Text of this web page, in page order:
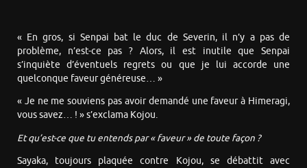
« En gros, si Senpai bat le duc de Severin, il n’y a pas de
problème, n’est-ce pas ? Alors, il est inutile que Senpai
s’inquiète d’éventuels regrets ou que je lui accorde une
quelconque faveur généreuse… »
« Je ne me souviens pas avoir demandé une faveur à Himeragi,
vous savez… ! » s’exclama Kojou.
Et qu’est-ce que tu entends par « faveur » de toute façon ?
Sayaka, toujours plaquée contre Kojou, se débattit avec